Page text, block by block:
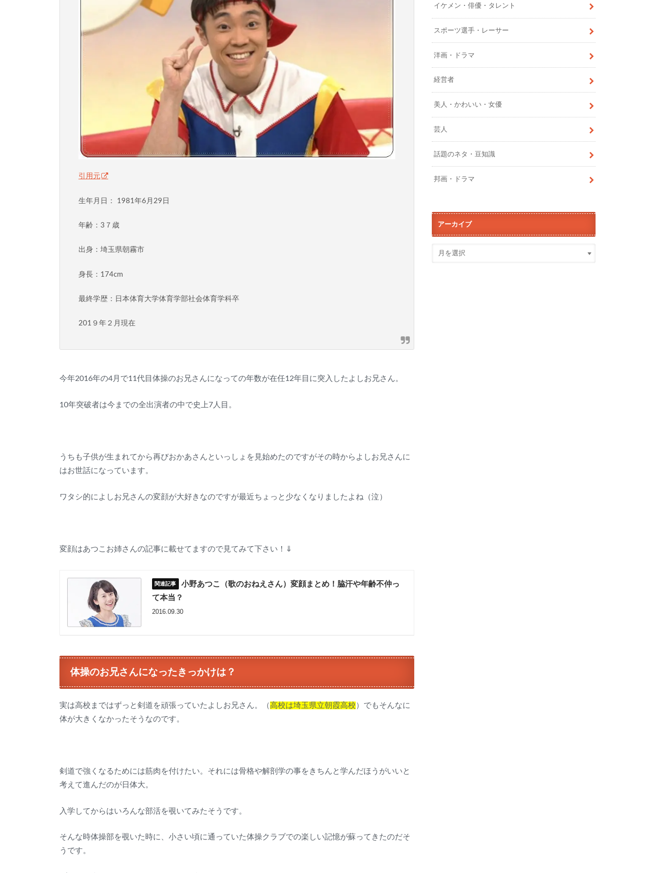
引用元
生年月日： 1981年6月29日
年齢：3７歳
出身：埼玉県朝霧市
身長：174cm
最終学歴：日本体育大学体育学部社会体育学科卒
201９年２月現在
今年2016年の4月で11代目体操のお兄さんになっての年数が在任12年目に突入したよしお兄さん。
10年突破者は今までの全出演者の中で史上7人目。
うちも子供が生まれてから再びおかあさんといっしょを見始めたのですがその時からよしお兄さんに
はお世話になっています。
ワタシ的によしお兄さんの変顔が大好きなのですが最近ちょっと少なくなりましたよね（泣）
変顔はあつこお姉さんの記事に載せてますので見てみて下さい！⇓
小野あつこ（歌のおねえさん）変顔まとめ！脇汗や年齢不仲っ
て本当？
2016.09.30
体操のお兄さんになったきっかけは？
実は高校まではずっと剣道を頑張っていたよしお兄さん。（高校は埼玉県立朝霞高校）でもそんなに
体が大きくなかったそうなのです。
剣道で強くなるためには筋肉を付けたい。それには骨格や解剖学の事をきちんと学んだほうがいいと
考えて進んだのが日体大。
入学してからはいろんな部活を覗いてみたそうです。
そんな時体操部を覗いた時に、小さい頃に通っていた体操クラブでの楽しい記憶が蘇ってきたのだそ
うです。
イケメン・俳優・タレント
スポーツ選手・レーサー
洋画・ドラマ
経営者
美人・かわいい・女優
芸人
話題のネタ・豆知識
邦画・ドラマ
アーカイブ